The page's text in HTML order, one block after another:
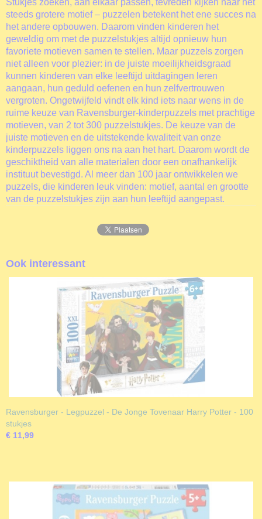
Stukjes zoeken, aan elkaar passen, tevreden kijken naar het
steeds grotere motief – puzzelen betekent het ene succes na
het andere opbouwen. Daarom vinden kinderen het
geweldig om met de puzzelstukjes altijd opnieuw hun
favoriete motieven samen te stellen. Maar puzzels zorgen
niet alleen voor plezier: in de juiste moeilijkheidsgraad
kunnen kinderen van elke leeftijd uitdagingen leren
aangaan, hun geduld oefenen en hun zelfvertrouwen
vergroten. Ongetwijfeld vindt elk kind iets naar wens in de
ruime keuze van Ravensburger-kinderpuzzels met prachtige
motieven, van 2 tot 300 puzzelstukjes. De keuze van de
juiste motieven en de uitstekende kwaliteit van onze
kinderpuzzels liggen ons na aan het hart. Daarom wordt de
geschiktheid van alle materialen door een onafhankelijk
instituut bevestigd. Al meer dan 100 jaar ontwikkelen we
puzzels, die kinderen leuk vinden: motief, aantal en grootte
van de puzzelstukjes zijn aan hun leeftijd aangepast.
Ook interessant
Ravensburger - Legpuzzel - De Jonge Tovenaar Harry Potter - 100
stukjes
€ 11,99